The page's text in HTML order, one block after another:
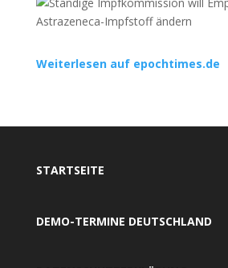
Weiterlesen auf epochtimes.de
STARTSEITE
DEMO-TERMINE DEUTSCHLAND